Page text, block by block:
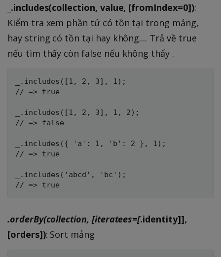
_.includes(collection, value, [fromIndex=0]):
Kiểm tra xem phần tử có tồn tại trong mảng,
hay string có tồn tại hay không.... Trả về true
nếu tìm thấy còn false nếu không thấy .
_.includes([1, 2, 3], 1);
// => true
_.includes([1, 2, 3], 1, 2);
// => false
_.includes({ 'a': 1, 'b': 2 }, 1);
// => true
_.includes('abcd', 'bc');
.orderBy(collection, [iteratees=[.identity]],
[orders]): Sort mảng